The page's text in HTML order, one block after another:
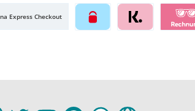
Express Checkout